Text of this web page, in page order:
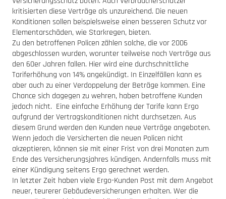
kritisierten diese Verträge als unzureichend. Die neuen
Konditionen sollen beispielsweise einen besseren Schutz vor
Elementarschäden, wie Starkregen, bieten.
Zu den betroffenen Policen zählen solche, die vor 2006
abgeschlossen wurden, worunter teilweise noch Verträge aus
den 60er Jahren fallen. Hier wird eine durchschnittliche
Tariferhöhung von 14% angekündigt. In Einzelfällen kann es
aber auch zu einer Verdoppelung der Beträge kommen. Eine
Chance sich dagegen zu wehren, haben betroffene Kunden
jedoch nicht. Eine einfache Erhöhung der Tarife kann Ergo
aufgrund der Vertragskonditionen nicht durchsetzen. Aus
diesem Grund werden den Kunden neue Verträge angeboten.
Wenn jedoch die Versicherten die neuen Policen nicht
akzeptieren, können sie mit einer Frist von drei Monaten zum
Ende des Versicherungsjahres kündigen. Andernfalls muss mit
einer Kündigung seitens Ergo gerechnet werden.
In letzter Zeit haben viele Ergo-Kunden Post mit dem Angebot
neuer, teurerer Gebäudeversicherungen erhalten. Wer die